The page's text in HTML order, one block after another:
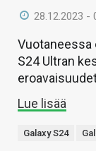
28.12.2023 -
Vuotaneessa
S24 Ultran
Lue lisää
Galaxy S24